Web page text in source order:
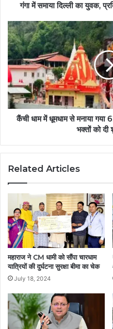
गंगा में समाया दिल्ली का युवक,
कैंची धाम में धूमधाम से मनाया गया
भक्तों को दी
Related Articles
महाराज ने CM धामी को सौंपा चारधाम
यात्रियों की दुर्घटना सुरक्षा बीमा का चेक
July 18, 2024